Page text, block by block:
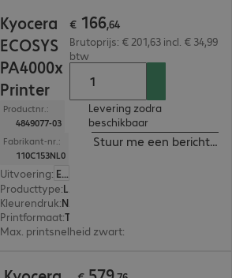
Kyocera
ECOSYS
PA4000x
Printer
Productnr.:
4849077-03
Fabrikant-nr.:
110C153NL0
Uitvoering: Europa
Producttype:
Kleurendruk: Nee
Printformaat: Tot max. A4
Max. printsnelheid zwart:
€ 166,64
Brutoprijs: € 201,63 incl. € 34,99
btw
Levering zodra
beschikbaar
Stuur me een bericht